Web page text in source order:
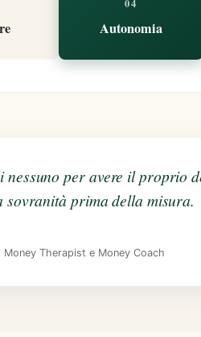
Autonomia
nessuno per avere il proprio
sovranità prima della misura.
Therapist e Money Coach